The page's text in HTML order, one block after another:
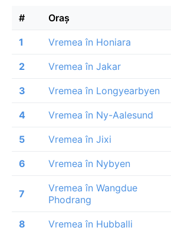
# Oraș
1 Vremea în Honiara
2 Vremea în Jakar
3 Vremea în Longyearbyen
4 Vremea în Ny-Aalesund
5 Vremea în Jixi
6 Vremea în Nybyen
7
Vremea în Wangdue
Phodrang
8 Vremea în Hubballi